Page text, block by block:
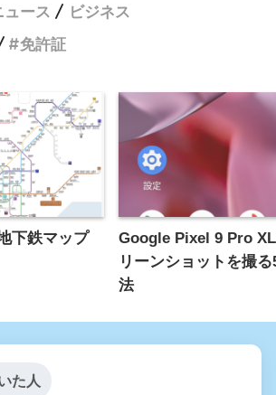
ュース
ビジネス
免許証
下鉄マップ
Google Pixel 9 Pro
リーンショットを撮
法
た人